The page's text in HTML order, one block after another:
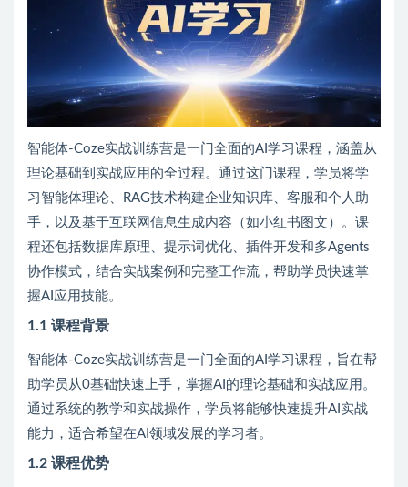
智能体-Coze实战训练营是一门全面的AI学习课程，涵盖从
理论基础到实战应用的全过程。通过这门课程，学员将学
习智能体理论、RAG技术构建企业知识库、客服和个人助
手，以及基于互联网信息生成内容（如小红书图文）。课
程还包括数据库原理、提示词优化、插件开发和多Agents
协作模式，结合实战案例和完整工作流，帮助学员快速掌
握AI应用技能。
1.1 课程背景
智能体-Coze实战训练营是一门全面的AI学习课程，旨在帮
助学员从0基础快速上手，掌握AI的理论基础和实战应用。
通过系统的教学和实战操作，学员将能够快速提升AI实战
能力，适合希望在AI领域发展的学习者。
1.2 课程优势